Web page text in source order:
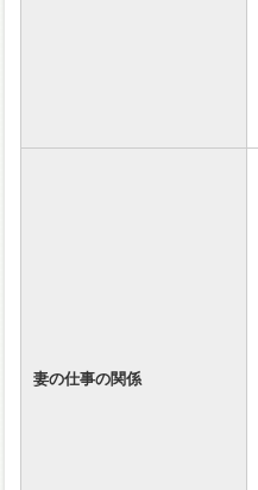
妻の仕事の関係